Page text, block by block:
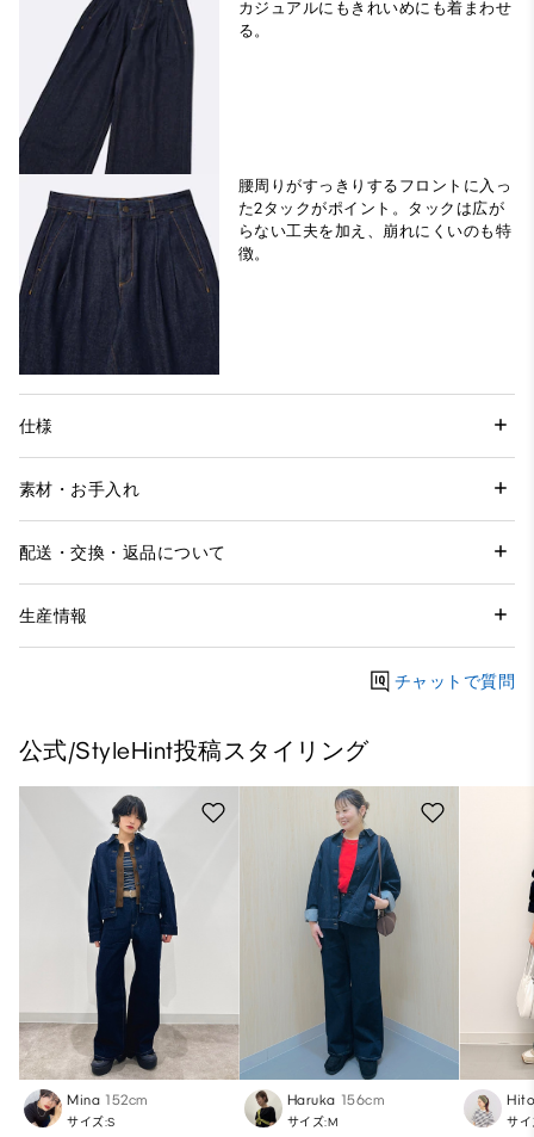
カジュアルにもきれいめにも着まわせ
る。
腰周りがすっきりするフロントに入っ
た2タックがポイント。タックは広が
らない工夫を加え、崩れにくいのも特
徴。
仕様
素材・お手入れ
配送・交換・返品について
生産情報
チャットで質問
公式/StyleHint投稿スタイリング
Mina 152cm
サイズ:S
Haruka 156cm
サイズ:M サイ